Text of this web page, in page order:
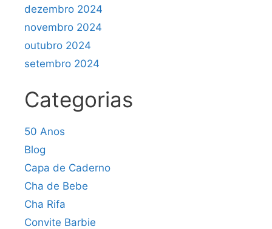
dezembro 2024
novembro 2024
outubro 2024
setembro 2024
Categorias
50 Anos
Blog
Capa de Caderno
Cha de Bebe
Cha Rifa
Convite Barbie